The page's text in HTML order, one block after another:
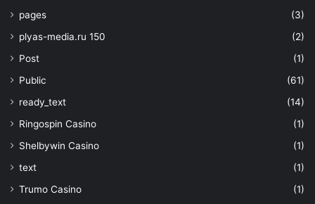
pages
(3)
plyas-media.ru 150
(2)
Post
(1)
Public
(61)
ready_text
(14)
Ringospin Casino
(1)
Shelbywin Casino
(1)
text
(1)
Trumo Casino
(1)